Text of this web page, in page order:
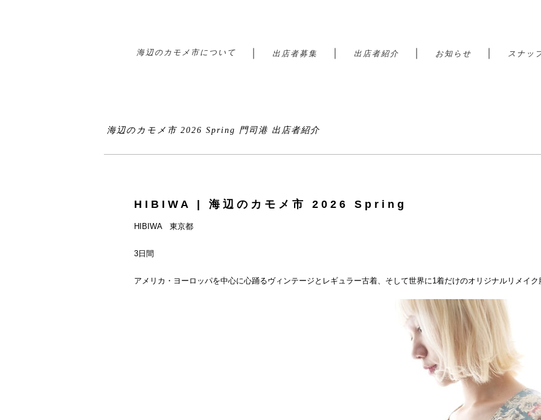
海辺のカモメ市について 出店者募集 出店者紹介 お知らせ スナッ
海辺のカモメ市 2026 Spring 門司港 出店者紹介
HIBIWA | 海辺のカモメ市 2026 Spring
HIBIWA 東京都
3日間
アメリカ・ヨーロッパを中心に心踊るヴィンテージとレギュラー古着、そして世界に1着だけのオリジナルリメイ